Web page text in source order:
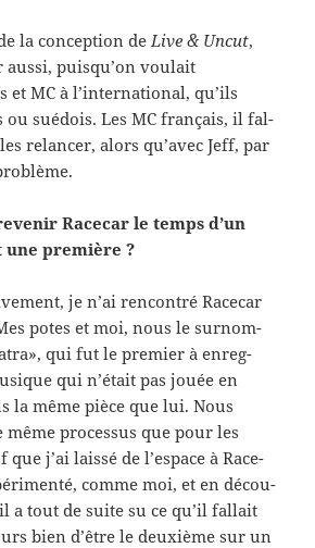
la con­cep­tion de Live & Uncut,
aussi, puisqu’on voulait
et MC à l’international, qu’ils
ou sué­dois. Les MC français, il fal­
relancer, alors qu’avec Jeff, par
Race­car le temps d’un
une première ?
je n’ai ren­con­tré Race­car
potes et moi, nous le surnom­
qui fut le pre­mier à enreg­
qui n’était pas jouée en
la même pièce que lui. Nous
proces­sus que pour les
j’ai laissé de l’espace à Race­
comme moi, et en décou­
a tout de suite su ce qu’il fal­lait
bien d’être le deux­ième sur un